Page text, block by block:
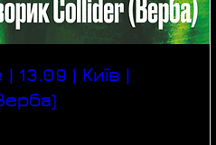
13.09 | Київ |